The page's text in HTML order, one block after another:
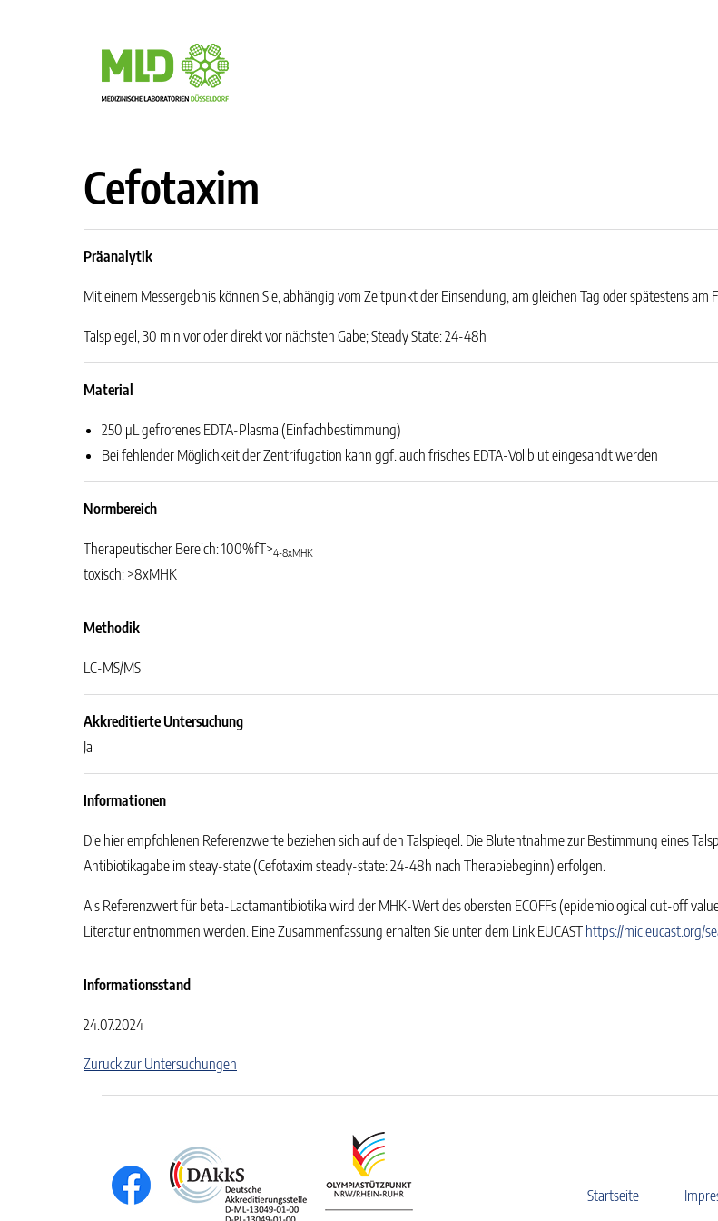
Cefotaxim
Präanalytik
Mit einem Messergebnis können Sie, abhängig vom Zeitpunkt der Einsendung, am gleichen Tag oder spätestens am
Talspiegel, 30 min vor oder direkt vor nächsten Gabe; Steady State: 24-48h
Material
250 µL gefrorenes EDTA-Plasma (Einfachbestimmung)
Bei fehlender Möglichkeit der Zentrifugation kann ggf. auch frisches EDTA-Vollblut eingesandt werden
Normbereich
Therapeutischer Bereich: 100%fT>4-8xMHK
toxisch: >8xMHK
Methodik
LC-MS/MS
Akkreditierte Untersuchung
Ja
Informationen
Die hier empfohlenen Referenzwerte beziehen sich auf den Talspiegel. Die Blutentnahme zur Bestimmung eines
Antibiotikagabe im steay-state (Cefotaxim steady-state: 24-48h nach Therapiebeginn) erfolgen.
Als Referenzwert für beta-Lactamantibiotika wird der MHK-Wert des obersten ECOFFs (epidemiological cut-off
Literatur entnommen werden. Eine Zusammenfassung erhalten Sie unter dem Link EUCAST https://mic.eucast.org/
Informationsstand
24.07.2024
Zuruck zur Untersuchungen
Startseite